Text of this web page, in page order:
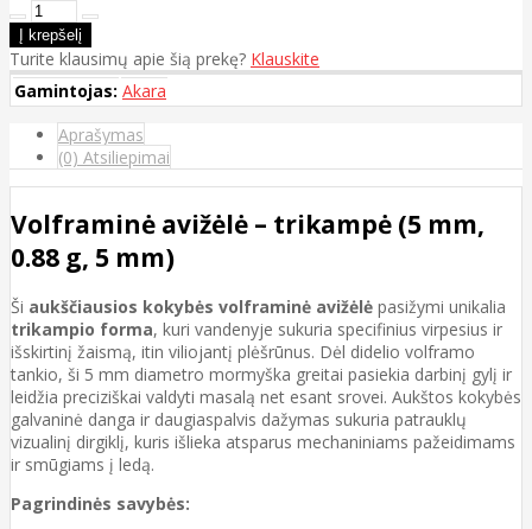
Turite klausimų apie šią prekę? Klauskite
Gamintojas: Akara
Aprašymas
(0) Atsiliepimai
Volframinė avižėlė – trikampė (5 mm,
0.88 g, 5 mm)
Ši aukščiausios kokybės volframinė avižėlė pasižymi unikalia
trikampio forma, kuri vandenyje sukuria specifinius virpesius ir
išskirtinį žaismą, itin viliojantį plėšrūnus. Dėl didelio volframo
tankio, ši 5 mm diametro mormyška greitai pasiekia darbinį gylį ir
leidžia preciziškai valdyti masalą net esant srovei. Aukštos kokybės
galvaninė danga ir daugiaspalvis dažymas sukuria patrauklų
vizualinį dirgiklį, kuris išlieka atsparus mechaniniams pažeidimams
ir smūgiams į ledą.
Pagrindinės savybės: